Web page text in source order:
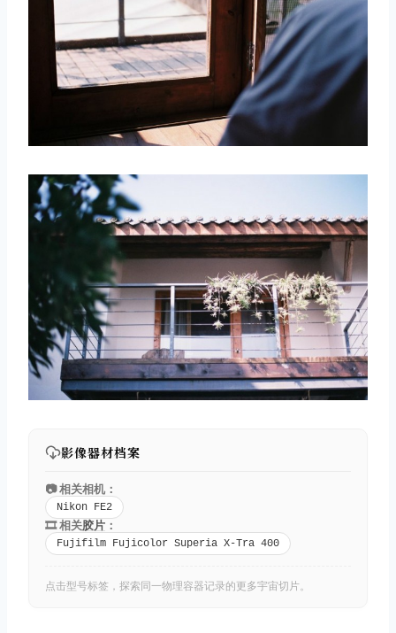
影像器材档案
📷 相关相机：
Nikon FE2
🎞️ 相关胶片 ：
Fujifilm Fujicolor Superia X-Tra 400
点击型号标签，探索同一物理容器记录的更多宇宙切片。
取消 搜索